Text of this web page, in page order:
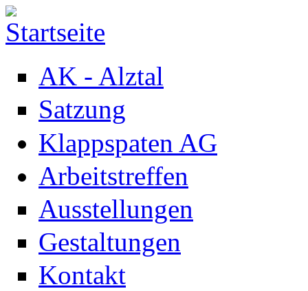
Direkt zum Inhalt
AK - Alztal
Satzung
Klappspaten AG
Arbeitstreffen
Ausstellungen
Gestaltungen
Kontakt